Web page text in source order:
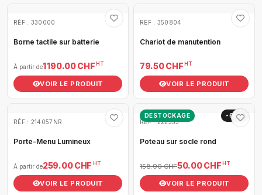
RÉF : 330000
Borne tactile sur batterie
À partir de1 190.00 CHF HT
VOIR LE PRODUIT
RÉF : 350804
Chariot de manutention
79.50 CHF HT
VOIR LE PRODUIT
RÉF : 214057NR
Porte-Menu Lumineux
À partir de259.00 CHF HT
VOIR LE PRODUIT
DESTOCKAGE
-69%
RÉF : 222333
Poteau sur socle rond
158.90 CHF50.00 CHF HT
VOIR LE PRODUIT